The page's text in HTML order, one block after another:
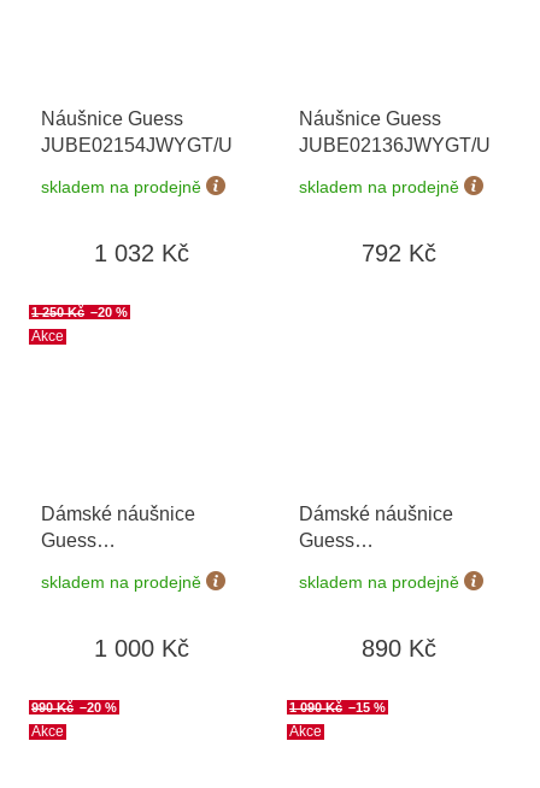
Náušnice Guess
JUBE02154JWYGT/U
skladem na prodejně
1 032 Kč
Náušnice Guess
JUBE02136JWYGT/U
skladem na prodejně
792 Kč
Akce
1 250 Kč –20 %
Dámské náušnice
Guess
JUBE04609JWRHT/U
skladem na prodejně
1 000 Kč
Dámské náušnice
Guess
JUBE06038JWYGMCT/U
skladem na prodejně
890 Kč
Akce
990 Kč –20 %
Akce
1 090 Kč –15 %